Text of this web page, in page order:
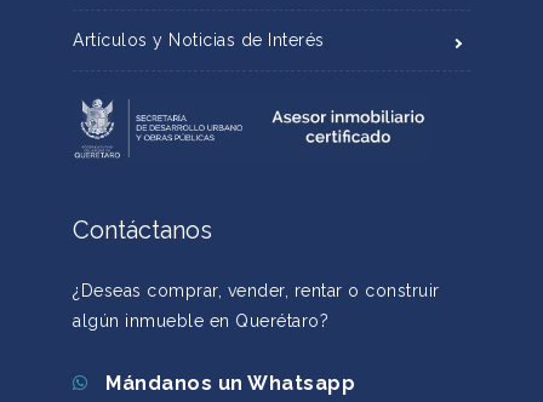
Artículos y Noticias de Interés
Contáctanos
¿Deseas comprar, vender, rentar o construir
algún inmueble en Querétaro?
Mándanos un Whatsapp